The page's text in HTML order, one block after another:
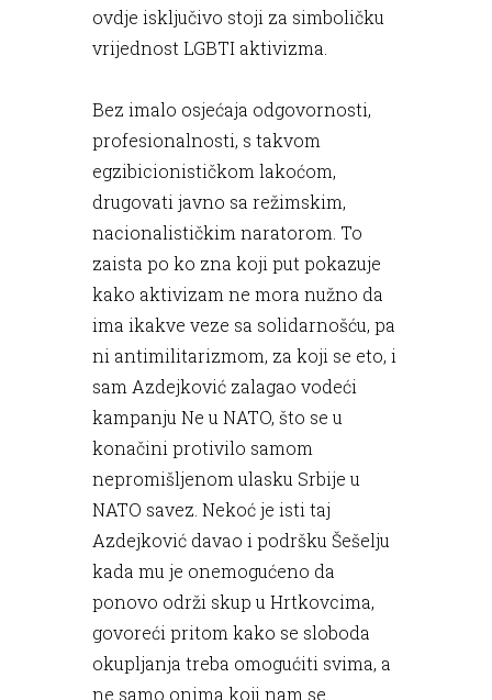
ovdje isključivo stoji za simboličku
vrijednost LGBTI aktivizma.
Bez imalo osjećaja odgovornosti,
profesionalnosti, s takvom
egzibicionističkom lakoćom,
drugovati javno sa režimskim,
nacionalističkim naratorom. To
zaista po ko zna koji put pokazuje
kako aktivizam ne mora nužno da
ima ikakve veze sa solidarnošću, pa
ni antimilitarizmom, za koji se eto, i
sam Azdejković zalagao vodeći
kampanju Ne u NATO, što se u
konačini protivilo samom
nepromišljenom ulasku Srbije u
NATO savez. Nekoć je isti taj
Azdejković davao i podršku Šešelju
kada mu je onemogućeno da
ponovo održi skup u Hrtkovcima,
govoreći pritom kako se sloboda
okupljanja treba omogućiti svima, a
ne samo onima koji nam se